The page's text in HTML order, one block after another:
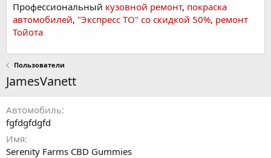
Профессиональный кузовной ремонт, покраска
автомобилей, "Экспресс ТО" со скидкой 50%, ремонт
Тойота
Пользователи
JamesVanett
Автомобиль
fgfdgfdgfd
Имя
Serenity Farms CBD Gummies